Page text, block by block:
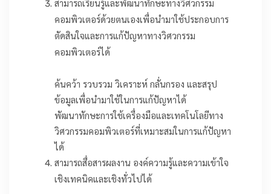
สามารถเรียนรู้และพัฒนาทักษะทางวิศวกรรม
คอมพิวเตอร์ด้วยตนเองเพื่อนำมาใช้ประกอบการ
ตัดสินใจและการแก้ปัญหาทางวิศวกรรม
คอมพิวเตอร์ได้
ค้นคว้า รวบรวม วิเคราะห์ กลั่นกรอง และสรุป
ข้อมูลเพื่อนำมาใช้ในการแก้ปัญหาได้
พัฒนาทักษะการใช้เครื่องมือและเทคโนโลยีทาง
วิศวกรรมคอมพิวเตอร์ที่เหมาะสมในการแก้ปัญหา
ได้
สามารถสื่อสารผลงาน องค์ความรู้และความเข้าใจ
เชิงเทคนิคและเชิงทั่วไปได้